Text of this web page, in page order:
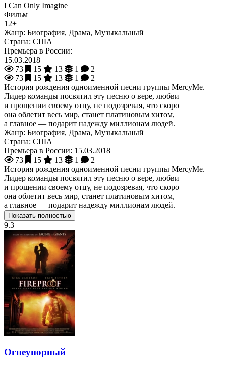
I Can Only Imagine
Фильм
12+
Жанр: Биография, Драма, Музыкальный
Страна: США
Премьера в России:
15.03.2018
73
15 13 1
2
73
15 13 1
2
История рождения одноименной песни группы MercyMe.
Лидер команды посвятил эту песню о вере, любви
и прощении своему отцу, не подозревая, что скоро
она облетит весь мир, станет платиновым хитом,
а главное — подарит надежду миллионам людей.
Жанр: Биография, Драма, Музыкальный
Страна: США
Премьера в России: 15.03.2018
73
15 13 1
2
История рождения одноименной песни группы MercyMe.
Лидер команды посвятил эту песню о вере, любви
и прощении своему отцу, не подозревая, что скоро
она облетит весь мир, станет платиновым хитом,
а главное — подарит надежду миллионам людей.
Показать полностью
9.3
Огнеупорный